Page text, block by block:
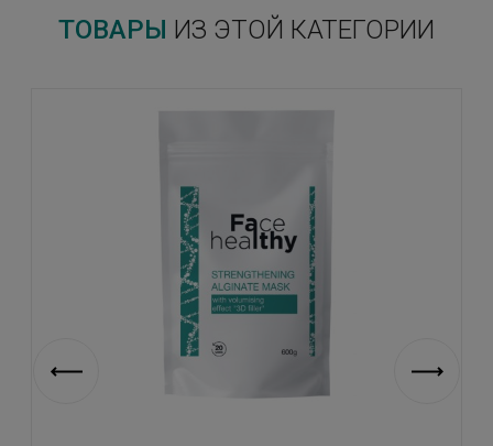
ТОВАРЫ ИЗ ЭТОЙ КАТЕГОРИИ